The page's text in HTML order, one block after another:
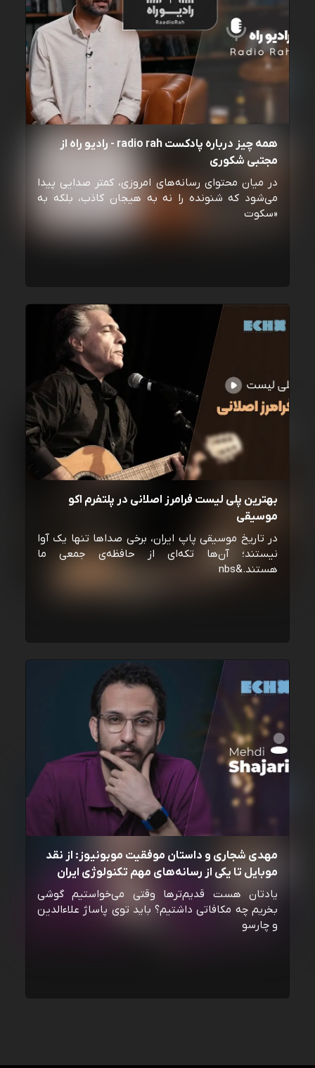
همه چیز درباره پادکست radio rah - رادیو راه از
مجتبی شکوری
در میان محتوای رسانه‌های امروزی، کمتر صدایی پیدا
می‌شود که شنونده را نه به هیجان کاذب، بلکه به
«سکوت
بهترین پلی لیست فرامرز اصلانی در پلتفرم اکو
موسیقی
در تاریخ موسیقی پاپ ایران، برخی صداها تنها یک آوا
نیستند؛ آن‌ها تکه‌ای از حافظه‌ی جمعی ما
هستند.&nbs
مهدی شجاری و داستان موفقیت موبونیوز: از نقد
موبایل تا یکی از رسانه‌‌های مهم تکنولوژی ایران
یادتان هست قدیم‌ترها وقتی می‌خواستیم گوشی
بخریم چه مکافاتی داشتیم؟ باید توی پاساژ علاءالدین
و چارسو